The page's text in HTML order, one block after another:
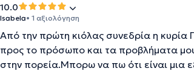
10.0
Isabela• 1 αξιολόγηση
Από την πρώτη κιόλας συνεδρία η κυρία
προς το πρόσωπο και τα προβλήματα
στην πορεία.Μπορω να πω ότι είναι μια